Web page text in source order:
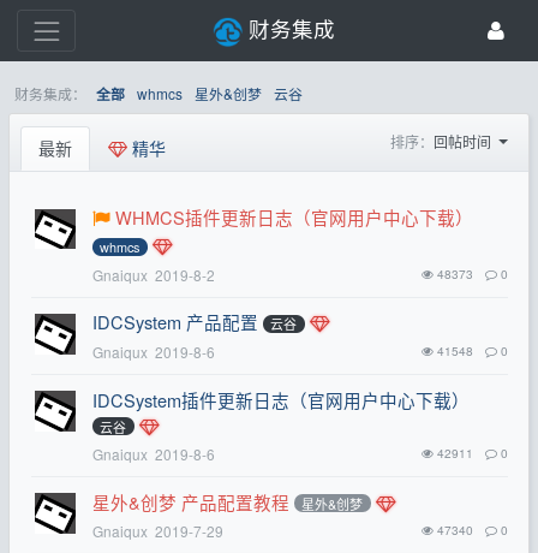
财务集成
财务集成： 全部 whmcs 星外&创梦 云谷
最新 精华 排序： 回帖时间
WHMCS插件更新日志（官网用户中心下载）
whmcs
Gnaiqux 2019-8-2 48373 0
IDCSystem 产品配置 云谷
Gnaiqux 2019-8-6 41548 0
IDCSystem插件更新日志（官网用户中心下载）
云谷
Gnaiqux 2019-8-6 42911 0
星外&创梦 产品配置教程 星外&创梦
Gnaiqux 2019-7-29 47340 0